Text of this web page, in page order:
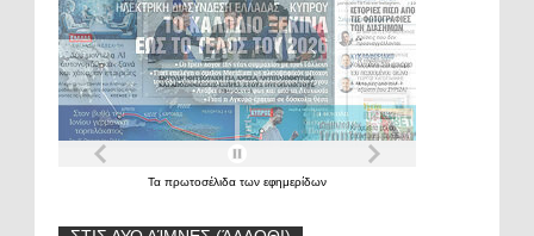
Τα πρωτοσέλιδα των εφημερίδων